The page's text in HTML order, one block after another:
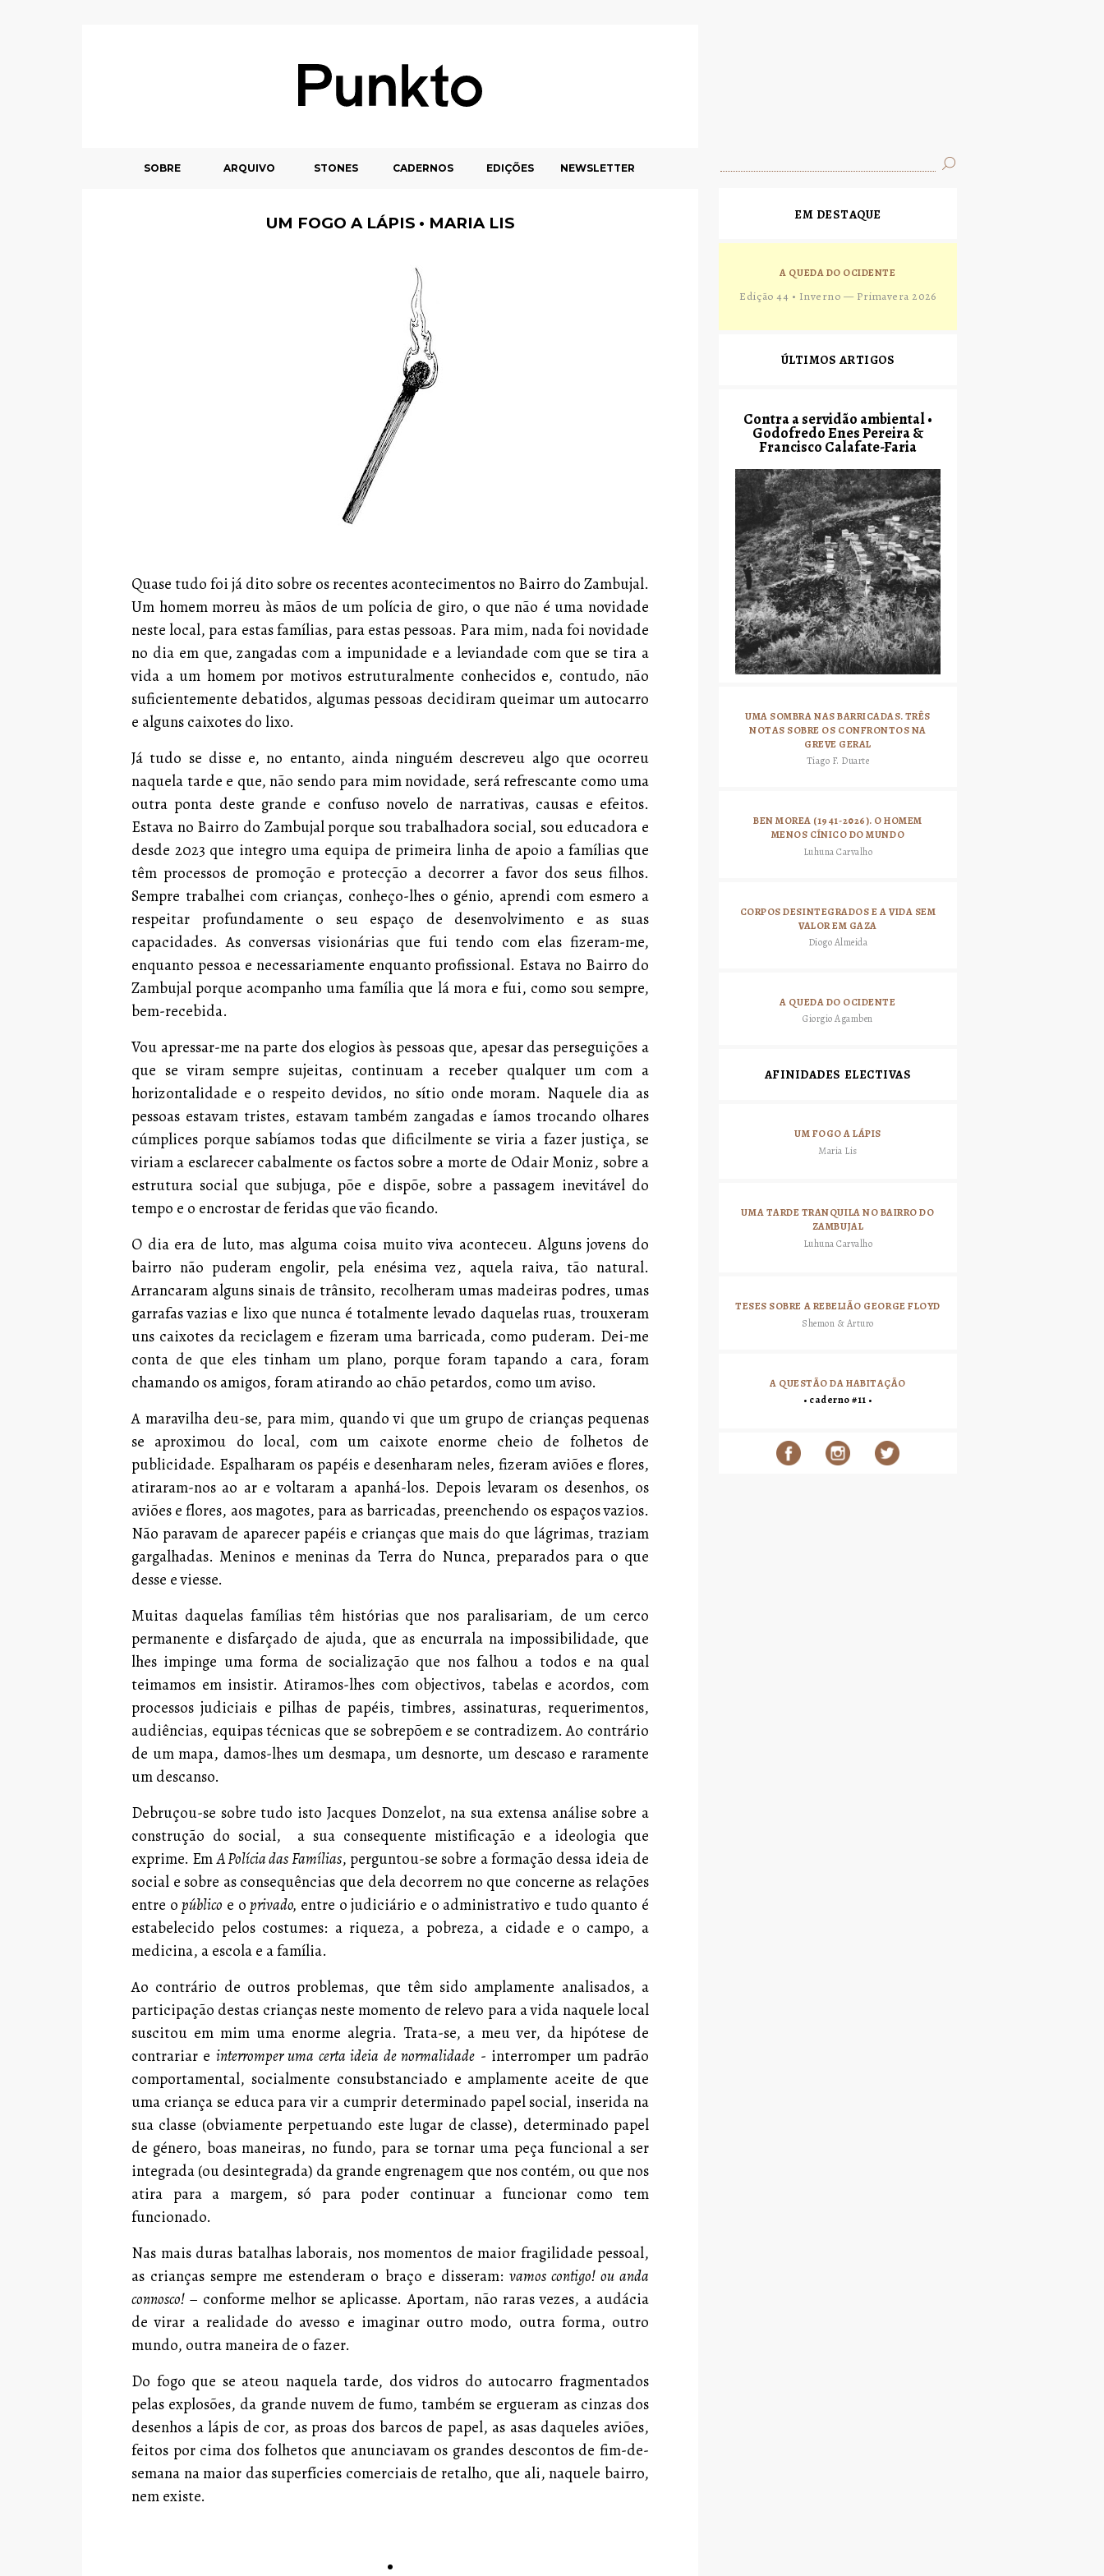
SOBRE ARQUIVO STONES CADERNOS EDIÇÕES NEWSLETTER
UM FOGO A LÁPIS • MARIA LIS
Quase tudo foi já dito sobre os recentes acontecimentos no Bairro do Zambujal.
Um homem morreu às mãos de um polícia de giro, o que não é uma novidade
neste local, para estas famílias, para estas pessoas. Para mim, nada foi novidade
no dia em que, zangadas com a impunidade e a leviandade com que se tira a
vida a um homem por motivos estruturalmente conhecidos e, contudo, não
suficientemente debatidos, algumas pessoas decidiram queimar um autocarro
e alguns caixotes do lixo.
Já tudo se disse e, no entanto, ainda ninguém descreveu algo que ocorreu
naquela tarde e que, não sendo para mim novidade, será refrescante como uma
outra ponta deste grande e confuso novelo de narrativas, causas e efeitos.
Estava no Bairro do Zambujal porque sou trabalhadora social, sou educadora e
desde 2023 que integro uma equipa de primeira linha de apoio a famílias que
têm processos de promoção e protecção a decorrer a favor dos seus filhos.
Sempre trabalhei com crianças, conheço-lhes o génio, aprendi com esmero a
respeitar profundamente o seu espaço de desenvolvimento e as suas
capacidades. As conversas visionárias que fui tendo com elas fizeram-me,
enquanto pessoa e necessariamente enquanto profissional. Estava no Bairro do
Zambujal porque acompanho uma família que lá mora e fui, como sou sempre,
bem-recebida.
Vou apressar-me na parte dos elogios às pessoas que, apesar das perseguições a
que se viram sempre sujeitas, continuam a receber qualquer um com a
horizontalidade e o respeito devidos, no sítio onde moram. Naquele dia as
pessoas estavam tristes, estavam também zangadas e íamos trocando olhares
cúmplices porque sabíamos todas que dificilmente se viria a fazer justiça, se
viriam a esclarecer cabalmente os factos sobre a morte de Odair Moniz, sobre a
estrutura social que subjuga, põe e dispõe, sobre a passagem inevitável do
tempo e o encrostar de feridas que vão ficando.
O dia era de luto, mas alguma coisa muito viva aconteceu. Alguns jovens do
bairro não puderam engolir, pela enésima vez, aquela raiva, tão natural.
Arrancaram alguns sinais de trânsito, recolheram umas madeiras podres, umas
garrafas vazias e lixo que nunca é totalmente levado daquelas ruas, trouxeram
uns caixotes da reciclagem e fizeram uma barricada, como puderam. Dei-me
conta de que eles tinham um plano, porque foram tapando a cara, foram
chamando os amigos, foram atirando ao chão petardos, como um aviso.
A maravilha deu-se, para mim, quando vi que um grupo de crianças pequenas
se aproximou do local, com um caixote enorme cheio de folhetos de
publicidade. Espalharam os papéis e desenharam neles, fizeram aviões e flores,
atiraram-nos ao ar e voltaram a apanhá-los. Depois levaram os desenhos, os
aviões e flores, aos magotes, para as barricadas, preenchendo os espaços vazios.
Não paravam de aparecer papéis e crianças que mais do que lágrimas, traziam
gargalhadas. Meninos e meninas da Terra do Nunca, preparados para o que
desse e viesse.
Muitas daquelas famílias têm histórias que nos paralisariam, de um cerco
permanente e disfarçado de ajuda, que as encurrala na impossibilidade, que
lhes impinge uma forma de socialização que nos falhou a todos e na qual
teimamos em insistir. Atiramos-lhes com objectivos, tabelas e acordos, com
processos judiciais e pilhas de papéis, timbres, assinaturas, requerimentos,
audiências, equipas técnicas que se sobrepõem e se contradizem. Ao contrário
de um mapa, damos-lhes um desmapa, um desnorte, um descaso e raramente
um descanso.
Debruçou-se sobre tudo isto Jacques Donzelot, na sua extensa análise sobre a
construção do social,
a sua consequente mistificação e a ideologia que
exprime. EmA Polícia das Famílias, perguntou-se sobre a formação dessa ideia de
social e sobre as consequências que dela decorrem no que concerne as relações
entre opúblico e oprivado, entre o judiciário e o administrativo e tudo quanto é
estabelecido pelos costumes: a riqueza, a pobreza, a cidade e o campo, a
medicina, a escola e a família.
Ao contrário de outros problemas, que têm sido amplamente analisados, a
participação destas crianças neste momento de relevo para a vida naquele local
suscitou em mim uma enorme alegria. Trata-se, a meu ver, da hipótese de
contrariar e interromper uma certa ideia de normalidade - interromper um padrão
comportamental, socialmente consubstanciado e amplamente aceite de que
uma criança se educa para vir a cumprir determinado papel social, inserida na
sua classe (obviamente perpetuando este lugar de classe), determinado papel
de género, boas maneiras, no fundo, para se tornar uma peça funcional a ser
integrada (ou desintegrada) da grande engrenagem que nos contém, ou que nos
atira para a margem, só para poder continuar a funcionar como tem
funcionado.
Nas mais duras batalhas laborais, nos momentos de maior fragilidade pessoal,
as crianças sempre me estenderam o braço e disseram: vamos contigo! ou anda
connosco! – conforme melhor se aplicasse. Aportam, não raras vezes, a audácia
de virar a realidade do avesso e imaginar outro modo, outra forma, outro
mundo, outra maneira de o fazer.
Do fogo que se ateou naquela tarde, dos vidros do autocarro fragmentados
pelas explosões, da grande nuvem de fumo, também se ergueram as cinzas dos
desenhos a lápis de cor, as proas dos barcos de papel, as asas daqueles aviões,
feitos por cima dos folhetos que anunciavam os grandes descontos de fim-de-
semana na maior das superfícies comerciais de retalho, que ali, naquele bairro,
nem existe.
•
EM DESTAQUE
A QUEDA DO OCIDENTE
Edição 44 • Inverno — Primavera 2026
ÚLTIMOS ARTIGOS
Contra a servidão ambiental •
Godofredo Enes Pereira &
Francisco Calafate-Faria
UMA SOMBRA NAS BARRICADAS. TRÊS
NOTAS SOBRE OS CONFRONTOS NA
GREVE GERAL
Tiago F. Duarte
BEN MOREA (1941-2026). O HOMEM
MENOS CÍNICO DO MUNDO
Luhuna Carvalho
CORPOS DESINTEGRADOS E A VIDA SEM
VALOR EM GAZA
Diogo Almeida
A QUEDA DO OCIDENTE
Giorgio Agamben
AFINIDADES ELECTIVAS
UM FOGO A LÁPIS
Maria Lis
UMA TARDE TRANQUILA NO BAIRRO DO
ZAMBUJAL
Luhuna Carvalho
TESES SOBRE A REBELIÃO GEORGE FLOYD
Shemon & Arturo
A QUESTÃO DA HABITAÇÃO
• caderno #11 •